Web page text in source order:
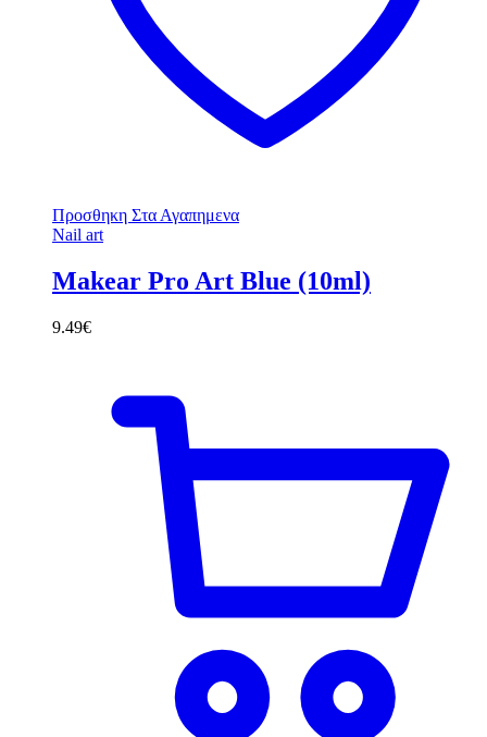
Προσθηκη Στα Αγαπημενα
Nail art
Makear Pro Art Blue (10ml)
9.49€